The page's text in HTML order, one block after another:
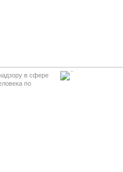
в сфере
по